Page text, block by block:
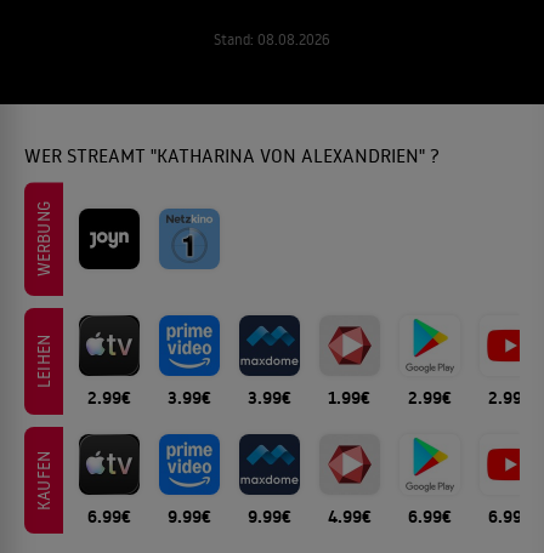
Stand: 08.08.2026
WER STREAMT "KATHARINA VON ALEXANDRIEN" ?
WERBUNG
LEIHEN
2.99€ 3.99€ 3.99€ 1.99€ 2.99€ 2.99€
KAUFEN
6.99€ 9.99€ 9.99€ 4.99€ 6.99€ 6.99€